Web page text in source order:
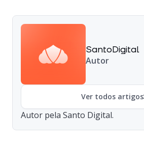
SantoDigital
Autor
Ver todos artigos
Autor pela Santo Digital.